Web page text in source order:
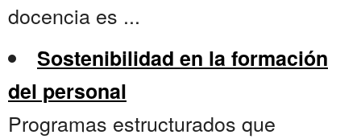
docencia es ...
Sostenibilidad en la formación
del personal
Programas estructurados que